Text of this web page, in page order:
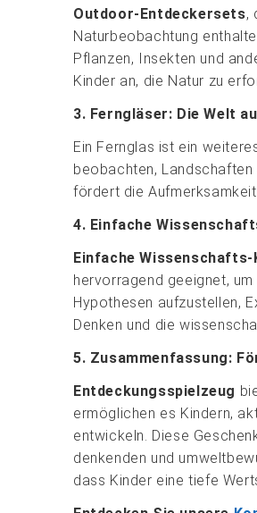
Outdoor-Entdeckersets,
Naturbeobachtung
Pflanzen, Insekten und
Kinder an, die Natur zu
3. Ferngläser: Die Welt
Ein Fernglas ist ein
beobachten,
fördert die
4. Einfache
Einfache
hervorragend geeignet,
Hypothesen aufzustellen,
Denken und die
5. Zusammenfassung:
Entdeckungsspielzeug
ermöglichen es Kindern,
entwickeln. Diese
denkenden und
dass Kinder eine tiefe